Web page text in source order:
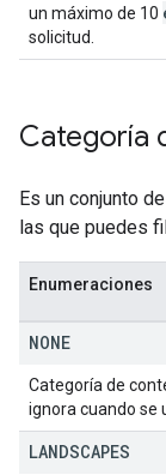
un máximo de 10
solicitud.
Categoría
Es un conjunto
las que puedes
Enumeraciones
NONE
Categoría de
ignora cuando se
LANDSCAPES